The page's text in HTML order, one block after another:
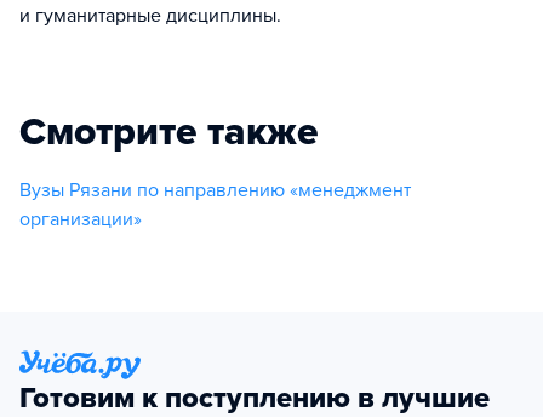
и гуманитарные дисциплины.
Смотрите также
Вузы Рязани по направлению «менеджмент
организации»
Готовим к поступлению в лучшие